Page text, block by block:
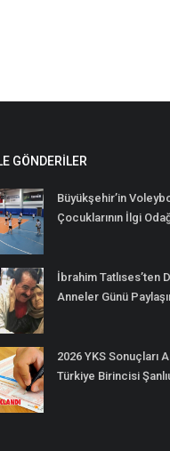
GÖNDERILER
Büyükşehir’in
Çocuklarının İlgi
İbrahim Tatlıses’ten
Anneler Günü
2026 YKS Sonuçları
Türkiye Birincisi